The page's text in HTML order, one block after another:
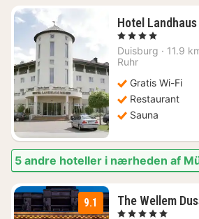
Hotel
, 4 Stjerner
Duisburg · 11.9
Ruhr
Gratis Wi-Fi
Restaurant
Sauna
5 andre hoteller i nærheden af
9.1 The Wellem
, 5 Stjerner